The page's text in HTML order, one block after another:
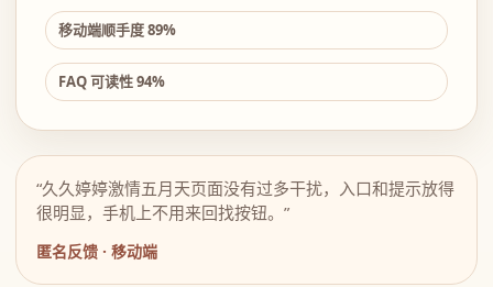
移动端顺手度 89%
FAQ 可读性 94%
“久久婷婷激情五月天页面没有过多干扰，入口和提示放得
很明显，手机上不用来回找按钮。”
匿名反馈 · 移动端